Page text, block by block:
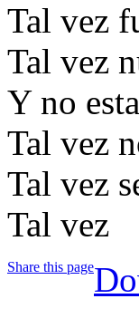
Tal vez
Tal vez
Y no
Tal vez
Tal vez
Tal vez
Share this page